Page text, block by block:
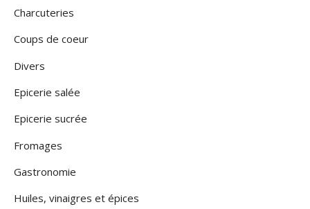
Charcuteries
Coups de coeur
Divers
Epicerie salée
Epicerie sucrée
Fromages
Gastronomie
Huiles, vinaigres et épices